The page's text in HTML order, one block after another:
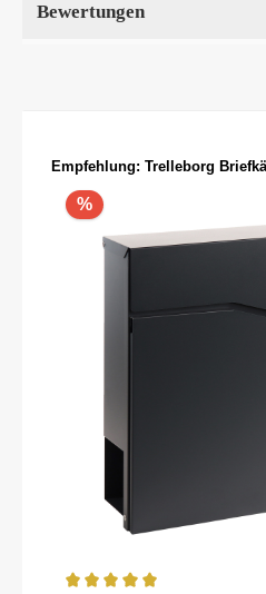
Bewertungen
Produktgalerie überspringen
Empfehlung: Trelleborg
%